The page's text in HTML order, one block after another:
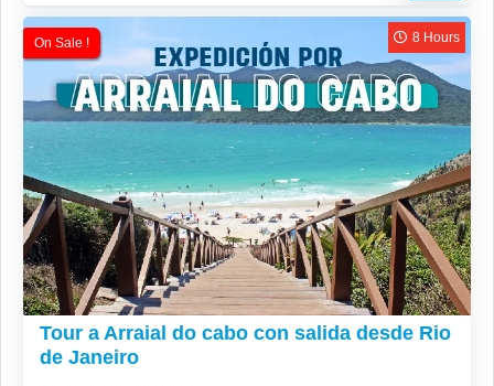
On Sale !
R$320
8 Hours
Tour a Arraial do cabo con salida desde Rio
de Janeiro